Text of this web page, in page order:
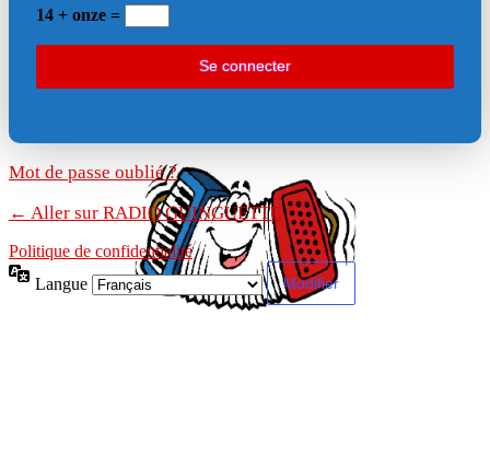
14 + onze =
Mot de passe oublié ?
← Aller sur RADIO GUINGUETTE
Politique de confidentialité
Langue